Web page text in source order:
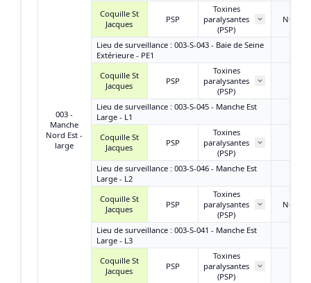
003 -
Manche
Nord Est -
large
Coquille St
Jacques
PSP
Toxines
paralysantes
(PSP)
NQ ou
Lieu de surveillance : 003-S-043 - Baie de Seine
Extérieure - PE1
Coquille St
Jacques
PSP
Toxines
paralysantes
(PSP)
Lieu de surveillance : 003-S-045 - Manche Est
Large - L1
Coquille St
Jacques
PSP
Toxines
paralysantes
(PSP)
Lieu de surveillance : 003-S-046 - Manche Est
Large - L2
Coquille St
Jacques
PSP
Toxines
paralysantes
(PSP)
NQ ou
Lieu de surveillance : 003-S-041 - Manche Est
Large - L3
Coquille St
Jacques
PSP
Toxines
paralysantes
(PSP)